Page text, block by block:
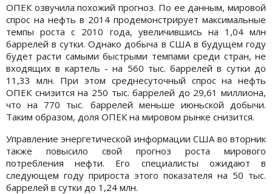
ОПЕК озвучила похожий прогноз. По ее данным, мировой
спрос на нефть в 2014 продемонстрирует максимальные
темпы роста с 2010 года, увеличившись на 1,04 млн
баррелей в сутки. Однако добыча в США в будущем году
будет расти самыми быстрыми темпами среди стран, не
входящих в картель - на 560 тыс. баррелей в сутки до
11,33 млн. При этом среднесуточный спрос на нефть
ОПЕК снизится на 250 тыс. баррелей до 29,61 миллиона,
что на 770 тыс. баррелей меньше июньской добычи.
Таким образом, доля ОПЕК на мировом рынке снизится.
Управление энергетической информации США во вторник
также повысило свой прогноз роста мирового
потребления нефти. Его специалисты ожидают в
следующем году прироста этого показателя на 50 тыс.
баррелей в сутки до 1,24 млн.